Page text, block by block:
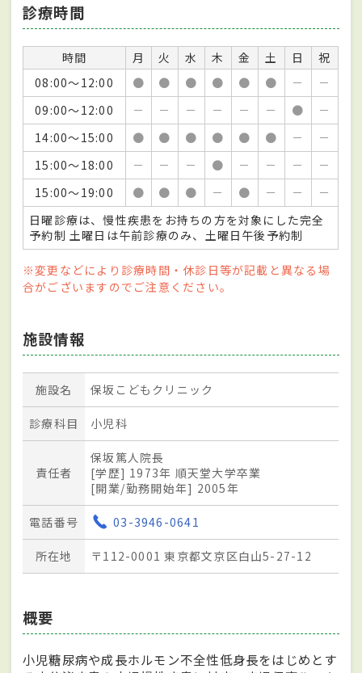
診療時間
時間 月 火 水 木 金 土 日
祝
08:00～12:00
● ● ● ● ● ● －
－
09:00～12:00
－ － － － － － ●
－
14:00～15:00
● ● ● ● ● ● －
－
15:00～18:00
－ － － ● － － －
－
15:00～19:00
● ● ● － ● － －
－
日曜診療は、慢性疾患をお持ちの方を対象にした完全
予約制 土曜日は午前診療のみ、土曜日午後予約制
※変更などにより診療時間・休診日等が記載と異なる場
合がございますのでご注意ください。
施設情報
施設名 保坂こどもクリニック
診療科目 小児科
責任者
保坂篤人院長
[学歴] 1973年 順天堂大学卒業
[開業/勤務開始年] 2005年
電話番号 03-3946-0641
所在地 〒112-0001 東京都文京区白山5-27-12
概要
小児糖尿病や成長ホルモン不全性低身長をはじめとす